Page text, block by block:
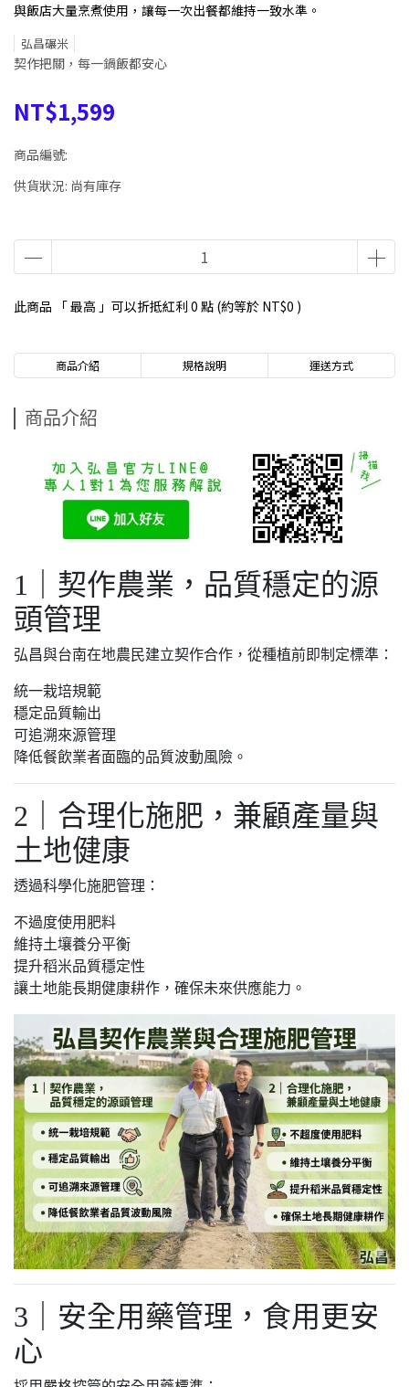
與飯店大量烹煮使用，讓每一次出餐都維持一致水準。
弘昌碾米
契作把關，每一鍋飯都安心
NT$1,599
商品編號:
供貨狀況: 尚有庫存
此商品 「 最高 」可以折抵紅利 0 點 (約等於 NT$0 )
商品介紹 規格說明 運送方式
商品介紹
1｜契作農業，品質穩定的源
頭管理
弘昌與台南在地農民建立契作合作，從種植前即制定標準：
統一栽培規範
穩定品質輸出
可追溯來源管理
降低餐飲業者面臨的品質波動風險。
2｜合理化施肥，兼顧產量與
土地健康
透過科學化施肥管理：
不過度使用肥料
維持土壤養分平衡
提升稻米品質穩定性
讓土地能長期健康耕作，確保未來供應能力。
3｜安全用藥管理，食用更安
心